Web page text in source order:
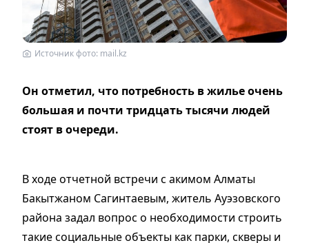
Источник фото: mail.kz
Он отметил, что потребность в жилье очень
большая и почти тридцать тысячи людей
стоят в очереди.
В ходе отчетной встречи с акимом Алматы
Бакытжаном Сагинтаевым, житель Ауэзовского
района задал вопрос о необходимости строить
такие социальные объекты как парки, скверы и